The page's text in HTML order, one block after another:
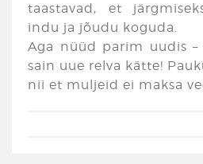
taastavad, et
indu ja jõudu koguda.
Aga nüüd parim uudis –
sain uue relva kätte!
nii et muljeid ei maksa